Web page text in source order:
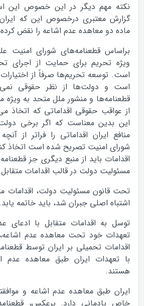
نکته مهم دیگر در این خصوص این
گزارش معتبری درخصوص این که
ماده دو معاهده عدم اشاعه را نقض کرده
براساس قطعنامه‌های شورای امنیت
ویژه تحریم برای حمایت از اجرای
است. توسعه تحریم‌ها صرفاً از اختیارات
است و دولت‌ها از نظر حقوقی
از عواقب حقوقی اقداماتی که اتخاذ
این بدین معناست که اگر برخی
منافع ایران اقداماتی را فراتر از
شورای امنیت تصریح شده است اتخاذ
اقدامات باید از منبع دیگری جز
مسئولیت دولت در قالب اقدامات متقابل
تحت قانون مسئولیت دولت، اقدامات
اشتباه اصلی جبران شد، باید خاتمه یابد.
توسل به اقدامات متقابل با ادعای عدم
تعهدات خود تحت معاهده عدم اشاعه،
اقدامات تحمیلی بر ایران توسط
با تعهدات ایران طبق معاهده عدم
هستند.
ایران طبق معاهده عدم اشاعه و
خاص پادمانی دارد. برعکس،